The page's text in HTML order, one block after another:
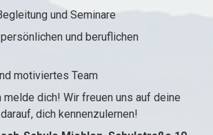
und Seminare
und beruflichen
motiviertes Team
melde dich! Wir freuen uns auf deine
dich kennenzulernen!